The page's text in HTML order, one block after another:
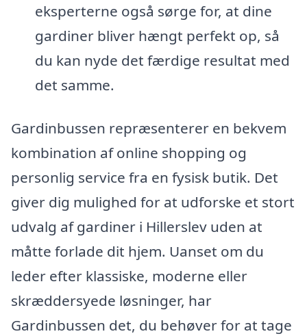
eksperterne også sørge for, at dine
gardiner bliver hængt perfekt op, så
du kan nyde det færdige resultat med
det samme.
Gardinbussen repræsenterer en bekvem
kombination af online shopping og
personlig service fra en fysisk butik. Det
giver dig mulighed for at udforske et stort
udvalg af gardiner i Hillerslev uden at
måtte forlade dit hjem. Uanset om du
leder efter klassiske, moderne eller
skræddersyede løsninger, har
Gardinbussen det, du behøver for at tage